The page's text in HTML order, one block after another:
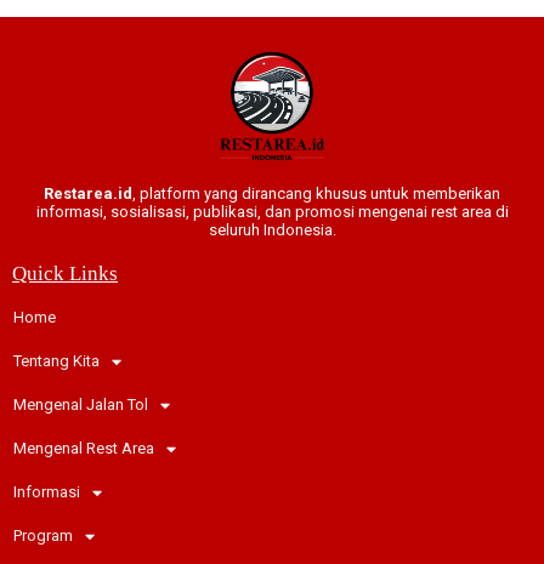
Restarea.id, platform yang dirancang khusus untuk memberikan
informasi, sosialisasi, publikasi, dan promosi mengenai rest area di
seluruh Indonesia.
Quick Links
Home
Tentang Kita
Mengenal Jalan Tol
Mengenal Rest Area
Informasi
Program